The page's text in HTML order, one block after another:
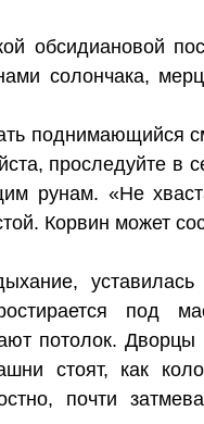
обсидиановой
солончака,
поднимающийся
проследуйте в
рунам. «Не
Корвин может
под
потолок.
стоят, как
почти